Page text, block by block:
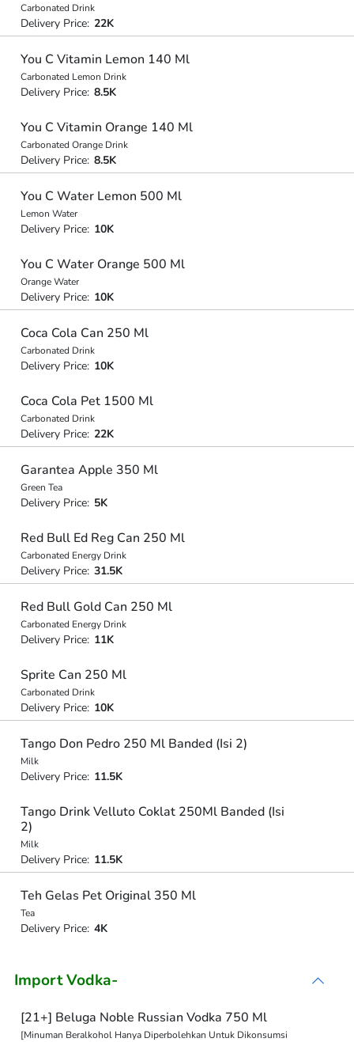
Carbonated Drink
Delivery Price: 22K
You C Vitamin Lemon 140 Ml
Carbonated Lemon Drink
Delivery Price: 8.5K
You C Vitamin Orange 140 Ml
Carbonated Orange Drink
Delivery Price: 8.5K
You C Water Lemon 500 Ml
Lemon Water
Delivery Price: 10K
You C Water Orange 500 Ml
Orange Water
Delivery Price: 10K
Coca Cola Can 250 Ml
Carbonated Drink
Delivery Price: 10K
Coca Cola Pet 1500 Ml
Carbonated Drink
Delivery Price: 22K
Garantea Apple 350 Ml
Green Tea
Delivery Price: 5K
Red Bull Ed Reg Can 250 Ml
Carbonated Energy Drink
Delivery Price: 31.5K
Red Bull Gold Can 250 Ml
Carbonated Energy Drink
Delivery Price: 11K
Sprite Can 250 Ml
Carbonated Drink
Delivery Price: 10K
Tango Don Pedro 250 Ml Banded (Isi 2)
Milk
Delivery Price: 11.5K
Tango Drink Velluto Coklat 250Ml Banded (Isi
2)
Milk
Delivery Price: 11.5K
Teh Gelas Pet Original 350 Ml
Tea
Delivery Price: 4K
Import Vodka-
[21+] Beluga Noble Russian Vodka 750 Ml
[Minuman Beralkohol Hanya Diperbolehkan Untuk Dikonsumsi